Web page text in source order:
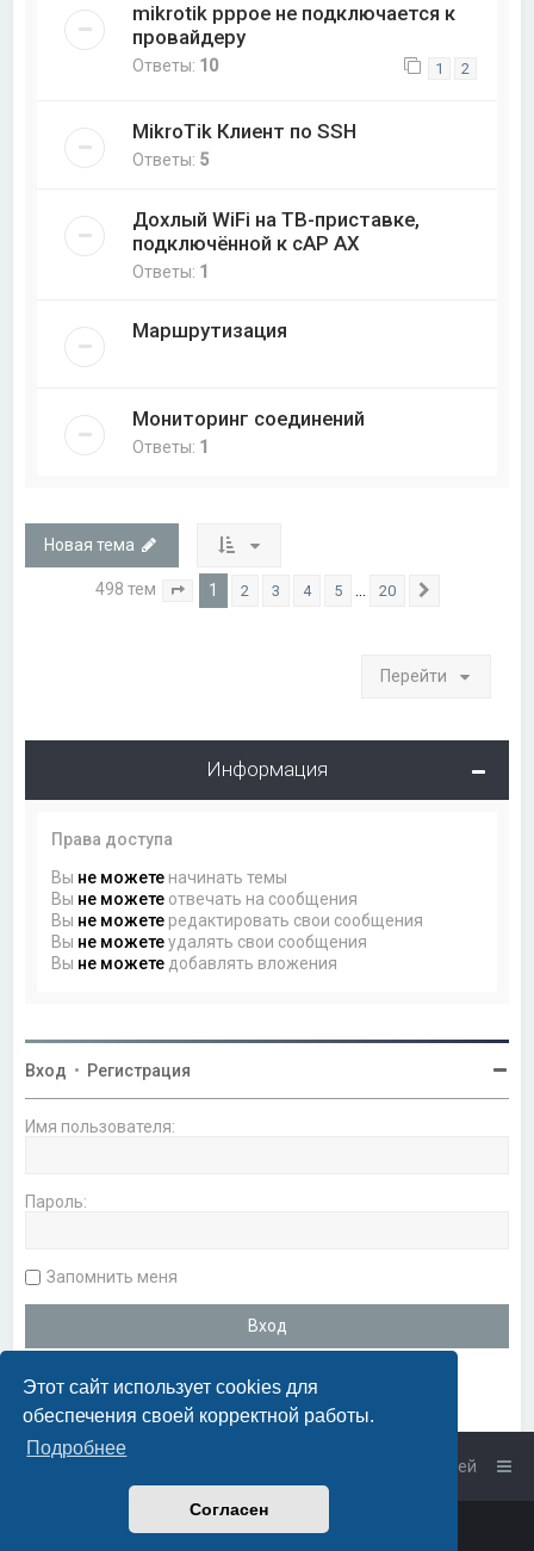
Этот сайт использует cookies для
обеспечения своей корректной работы.
Подробнее
Согласен
mikrotik pppoe не подключается к
провайдеру
Ответы: 10 1 2
MikroTik Клиент по SSH
Ответы: 5
Дохлый WiFi на ТВ-приставке,
подключённой к cAP AX
Ответы: 1
Маршрутизация
Мониторинг соединений
Ответы: 1
Новая тема
498 тем Страница из 20
1 2 3 4 5 20
Перейти
Информация
Права доступа
Вы не можете начинать темы
Вы не можете отвечать на сообщения
Вы не можете редактировать свои сообщения
Вы не можетеудалять свои сообщения
Вы не можете добавлять вложения
Вход • Регистрация
Имя пользователя:
Пароль:
Запомнить меня
Связаться с администрацией
phpBB
PlanetStyles